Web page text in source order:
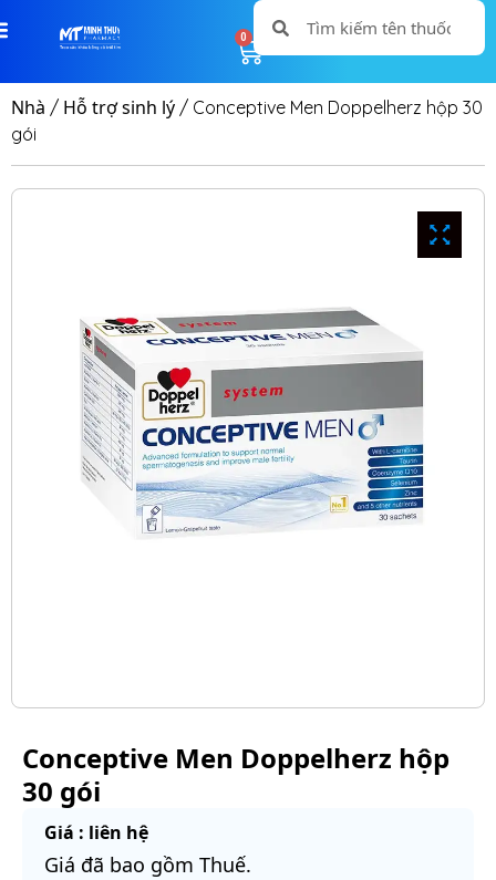
0 0
Nhà / Hỗ trợ sinh lý / Conceptive Men Doppelherz hộp 30
gói
Conceptive Men Doppelherz hộp
30 gói
Giá : liên hệ
Giá đã bao gồm Thuế.